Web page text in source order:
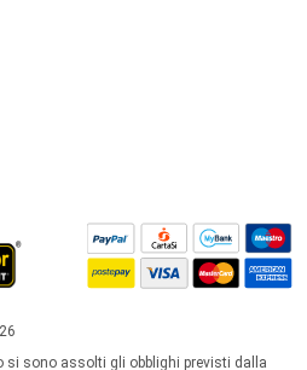
si sono assolti gli obblighi previsti dalla